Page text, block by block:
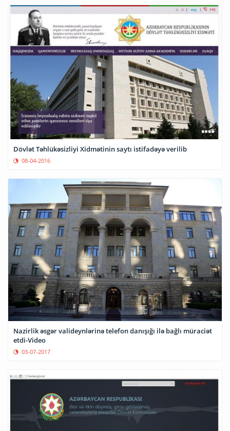
Dövlət Təhlükəsizliyi Xidmətinin saytı istifadəyə verilib
08-04-2016
Nazirlik əsgər valideynlərinə telefon danışığı ilə bağlı müraciət
etdi-Video
03-07-2017